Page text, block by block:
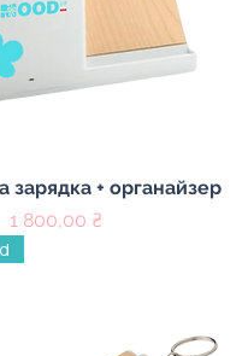
зарядка + органайзер
Цена
1 800,00 ₴